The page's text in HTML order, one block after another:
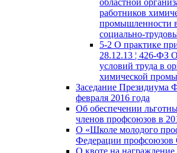
работников
промышленности
социально-
5-2 О практике
28.12.13 ¦ 426-ФЗ
условий труда в
химической
Заседание
февраля 2016 года
Об обеспечении
членов профсоюзов в
О «Школе молодого
Федерации профсоюзов
О квоте на